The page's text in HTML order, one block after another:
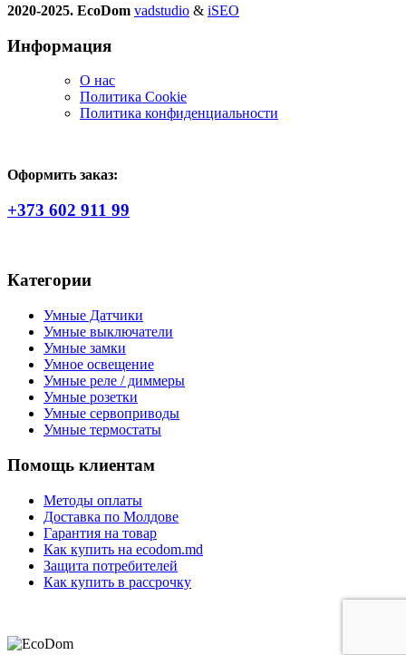
2020-2025. EcoDom vadstudio & iSEO
Информация
О нас
Политика Сookie
Политика конфиденциальности
Оформить заказ:
+373 602 911 99
Категории
Умные Датчики
Умные выключатели
Умные замки
Умное освещение
Умные реле / диммеры
Умные розетки
Умные сервоприводы
Умные термостаты
Помощь клиентам
Методы оплаты
Доставка по Молдове
Гарантия на товар
Как купить на ecodom.md
Защита потребителей
Как купить в рассрочку